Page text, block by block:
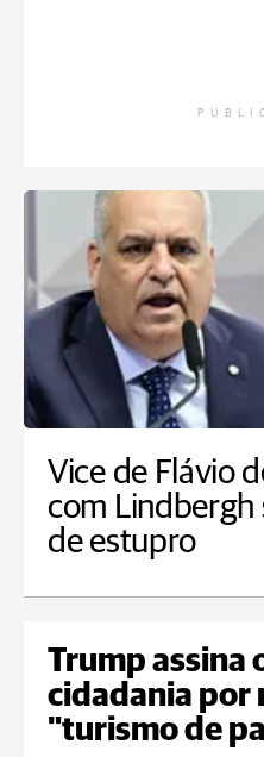
Vice de Flávio
com Lindbergh
de estupro
Trump assina
cidadania por
"turismo de